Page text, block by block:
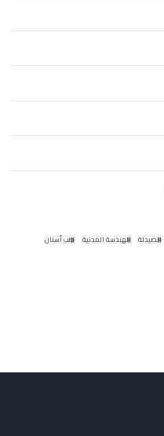
الصيدلة الهندسة المدنية طب أسنان